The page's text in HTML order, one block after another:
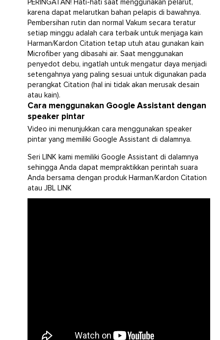
PERINGATAN! Hati-hati saat menggunakan pelarut,
karena dapat melarutkan bahan pelapis di bawahnya.
Pembersihan rutin dan normal Vakum secara teratur
setiap minggu adalah cara terbaik untuk menjaga kain
Harman/Kardon Citation tetap utuh atau gunakan kain
Microfiber yang dibasahi air. Saat menggunakan
penyedot debu, ingatlah untuk mengatur daya menjadi
setengahnya yang paling sesuai untuk digunakan pada
perangkat Citation (hal ini tidak akan merusak desain
atau kain).
Cara menggunakan Google Assistant dengan
speaker pintar
Video ini menunjukkan cara menggunakan speaker
pintar yang memiliki Google Assistant di dalamnya.
Seri LINK kami memiliki Google Assistant di dalamnya
sehingga Anda dapat mempraktikkan perintah suara
Anda bersama dengan produk Harman/Kardon Citation
atau JBL LINK